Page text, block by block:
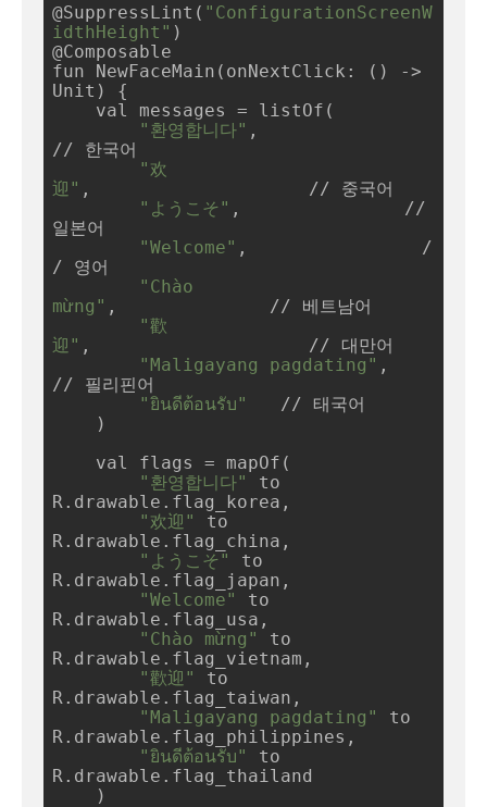
@SuppressLint( "ConfigurationScreenW
idthHeight" )
@Composable
fun NewFaceMain(onNextClick: () ->
Unit) {
val messages = listOf(
"환영합니다" ,
// 한국어
"欢
迎" ,                    // 중국어
"ようこそ" ,               //
일본어
"Welcome" ,                /
/ 영어
"Chào
mừng" ,              // 베트남어
"歡
迎" ,                    // 대만어
"Maligayang pagdating" ,
// 필리핀어
"ยินดีต้อนรับ"
// 태국어
)
val flags = mapOf(
"환영합니다"
to
R.drawable.flag_korea,
"欢迎"
to
R.drawable.flag_china,
"ようこそ"
to
R.drawable.flag_japan,
"Welcome"
to
R.drawable.flag_usa,
"Chào mừng"
to
R.drawable.flag_vietnam,
"歡迎"
to
R.drawable.flag_taiwan,
"Maligayang pagdating"
to
R.drawable.flag_philippines,
"ยินดีต้อนรับ"
to
R.drawable.flag_thailand
)